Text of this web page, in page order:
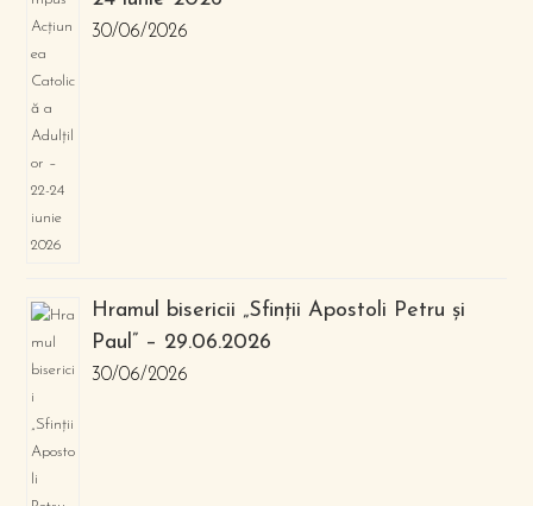
30/06/2026
Hramul bisericii „Sfinții Apostoli Petru și
Paul” – 29.06.2026
30/06/2026